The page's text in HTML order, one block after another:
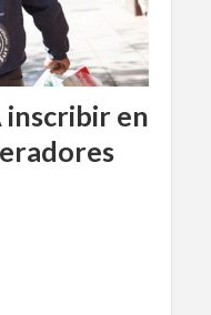
inscribir en